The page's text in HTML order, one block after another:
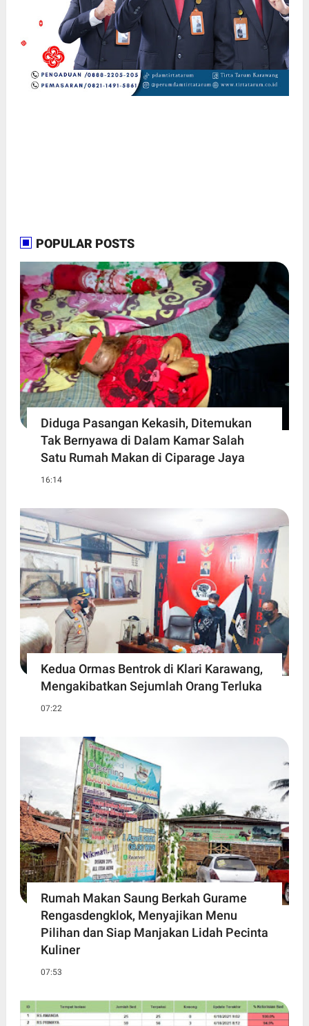
POPULAR POSTS
Diduga Pasangan Kekasih, Ditemukan
Tak Bernyawa di Dalam Kamar Salah
Satu Rumah Makan di Ciparage Jaya
16:14
Kedua Ormas Bentrok di Klari Karawang,
Mengakibatkan Sejumlah Orang Terluka
07:22
Rumah Makan Saung Berkah Gurame
Rengasdengklok, Menyajikan Menu
Pilihan dan Siap Manjakan Lidah Pecinta
Kuliner
07:53